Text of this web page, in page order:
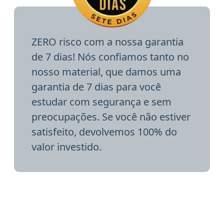
ZERO risco com a nossa garantia
de 7 dias! Nós confiamos tanto no
nosso material, que damos uma
garantia de 7 dias para você
estudar com segurança e sem
preocupações. Se você não estiver
satisfeito, devolvemos 100% do
valor investido.